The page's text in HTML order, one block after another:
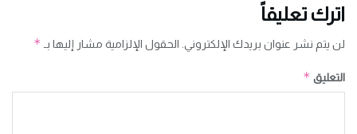
اترك تعليقاً
لن يتم نشر عنوان بريدك الإلكتروني. الحقول الإلزامية مشار إليها بـ *
التعليق *